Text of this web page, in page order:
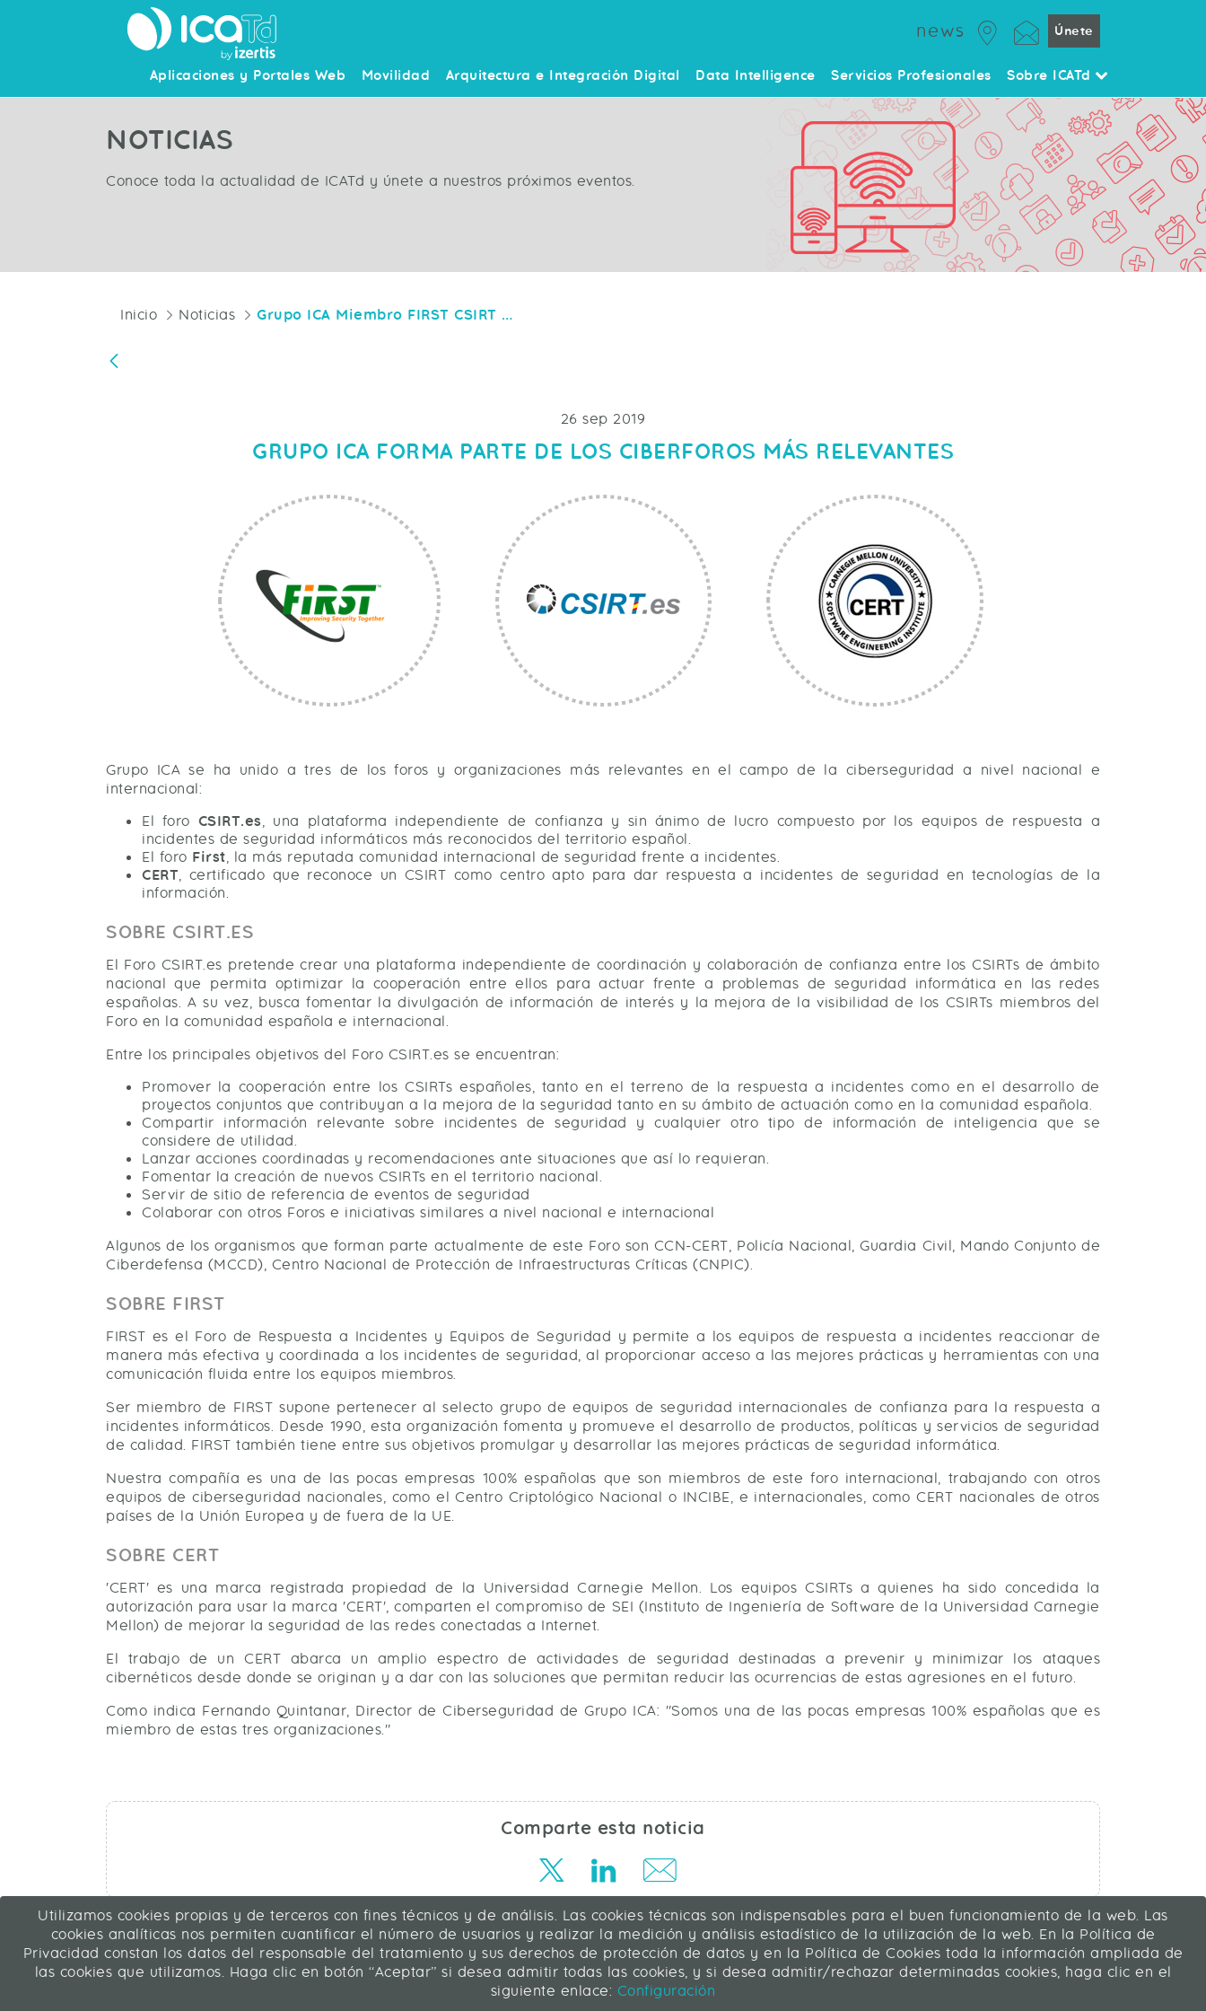
news Únete
Aplicaciones y Portales Web Movilidad Arquitectura e Integración Digital Data Intelligence Servicios Profesionales Sobre ICATd
NOTICIAS
Conoce toda la actualidad de ICATd y únete a nuestros próximos eventos.
Inicio Noticias Grupo ICA Miembro FIRST CSIRT CERT
26 sep 2019
GRUPO ICA FORMA PARTE DE LOS CIBERFOROS MÁS RELEVANTES
Grupo ICA se ha unido a tres de los foros y organizaciones más relevantes en el campo de la ciberseguridad a nivel nacional e
internacional:
El foro CSIRT.es, una plataforma independiente de confianza y sin ánimo de lucro compuesto por los equipos de respuesta a
incidentes de seguridad informáticos más reconocidos del territorio español.
El foro First, la más reputada comunidad internacional de seguridad frente a incidentes.
CERT, certificado que reconoce un CSIRT como centro apto para dar respuesta a incidentes de seguridad en tecnologías de la
información.
SOBRE CSIRT.ES
El Foro CSIRT.es pretende crear una plataforma independiente de coordinación y colaboración de confianza entre los CSIRTs de ámbito
nacional que permita optimizar la cooperación entre ellos para actuar frente a problemas de seguridad informática en las redes
españolas. A su vez, busca fomentar la divulgación de información de interés y la mejora de la visibilidad de los CSIRTs miembros del
Foro en la comunidad española e internacional.
Entre los principales objetivos del Foro CSIRT.es se encuentran:
Promover la cooperación entre los CSIRTs españoles, tanto en el terreno de la respuesta a incidentes como en el desarrollo de
proyectos conjuntos que contribuyan a la mejora de la seguridad tanto en su ámbito de actuación como en la comunidad española.
Compartir información relevante sobre incidentes de seguridad y cualquier otro tipo de información de inteligencia que se
considere de utilidad.
Lanzar acciones coordinadas y recomendaciones ante situaciones que así lo requieran.
Fomentar la creación de nuevos CSIRTs en el territorio nacional.
Servir de sitio de referencia de eventos de seguridad
Colaborar con otros Foros e iniciativas similares a nivel nacional e internacional
Algunos de los organismos que forman parte actualmente de este Foro son CCN-CERT, Policía Nacional, Guardia Civil, Mando Conjunto de
Ciberdefensa (MCCD), Centro Nacional de Protección de Infraestructuras Críticas (CNPIC).
SOBRE FIRST
FIRST es el Foro de Respuesta a Incidentes y Equipos de Seguridad y permite a los equipos de respuesta a incidentes reaccionar de
manera más efectiva y coordinada a los incidentes de seguridad, al proporcionar acceso a las mejores prácticas y herramientas con una
comunicación fluida entre los equipos miembros.
Ser miembro de FIRST supone pertenecer al selecto grupo de equipos de seguridad internacionales de confianza para la respuesta a
incidentes informáticos. Desde 1990, esta organización fomenta y promueve el desarrollo de productos, políticas y servicios de seguridad
de calidad. FIRST también tiene entre sus objetivos promulgar y desarrollar las mejores prácticas de seguridad informática.
Nuestra compañía es una de las pocas empresas 100% españolas que son miembros de este foro internacional, trabajando con otros
equipos de ciberseguridad nacionales, como el Centro Criptológico Nacional o INCIBE, e internacionales, como CERT nacionales de otros
países de la Unión Europea y de fuera de la UE.
SOBRE CERT
'CERT' es una marca registrada propiedad de la Universidad Carnegie Mellon. Los equipos CSIRTs a quienes ha sido concedida la
autorización para usar la marca 'CERT', comparten el compromiso de SEI (Instituto de Ingeniería de Software de la Universidad Carnegie
Mellon) de mejorar la seguridad de las redes conectadas a Internet.
El trabajo de un CERT abarca un amplio espectro de actividades de seguridad destinadas a prevenir y minimizar los ataques
cibernéticos desde donde se originan y a dar con las soluciones que permitan reducir las ocurrencias de estas agresiones en el futuro.
Como indica Fernando Quintanar, Director de Ciberseguridad de Grupo ICA: "Somos una de las pocas empresas 100% españolas que es
miembro de estas tres organizaciones."
Comparte esta noticia
ICA Transformación Digital SLU
C/ La Rábida 27, 28039 Madrid
Utilizamos cookies propias y de terceros con fines técnicos y de análisis. Las cookies técnicas son indispensables para el buen funcionamiento de la web. Las
cookies analíticas nos permiten cuantificar el número de usuarios y realizar la medición y análisis estadístico de la utilización de la web. En la Política de
Privacidad constan los datos del responsable del tratamiento y sus derechos de protección de datos y en la Política de Cookies toda la información ampliada de
las cookies que utilizamos. Haga clic en botón “Aceptar” si desea admitir todas las cookies, y si desea admitir/rechazar determinadas cookies, haga clic en el
siguiente enlace: Configuración